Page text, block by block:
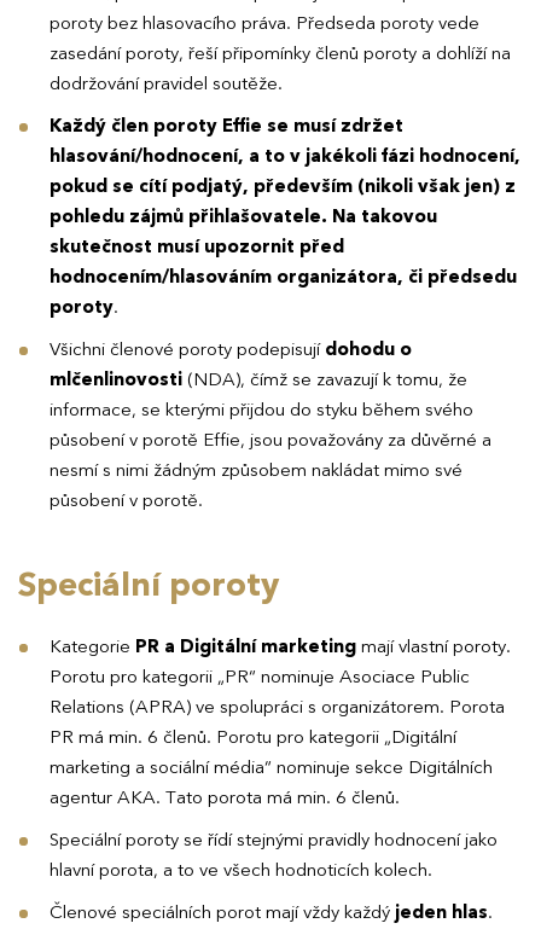
poroty bez hlasovacího práva. Předseda poroty vede
zasedání poroty, řeší připomínky členů poroty a dohlíží na
dodržování pravidel soutěže.
Každý člen poroty Effie se musí zdržet
hlasování/hodnocení, a to v jakékoli fázi hodnocení,
pokud se cítí podjatý, především (nikoli však jen) z
pohledu zájmů přihlašovatele. Na takovou
skutečnost musí upozornit před
hodnocením/hlasováním organizátora, či předsedu
poroty.
Všichni členové poroty podepisují dohodu o
mlčenlinovosti (NDA), čímž se zavazují k tomu, že
informace, se kterými přijdou do styku během svého
působení v porotě Effie, jsou považovány za důvěrné a
nesmí s nimi žádným způsobem nakládat mimo své
působení v porotě.
Speciální poroty
Kategorie PR a Digitální marketing mají vlastní poroty.
Porotu pro kategorii „PR“ nominuje Asociace Public
Relations (APRA) ve spolupráci s organizátorem. Porota
PR má min. 6 členů. Porotu pro kategorii „Digitální
marketing a sociální média“ nominuje sekce Digitálních
agentur AKA. Tato porota má min. 6 členů.
Speciální poroty se řídí stejnými pravidly hodnocení jako
hlavní porota, a to ve všech hodnoticích kolech.
Členové speciálních porot mají vždy každý jeden hlas.